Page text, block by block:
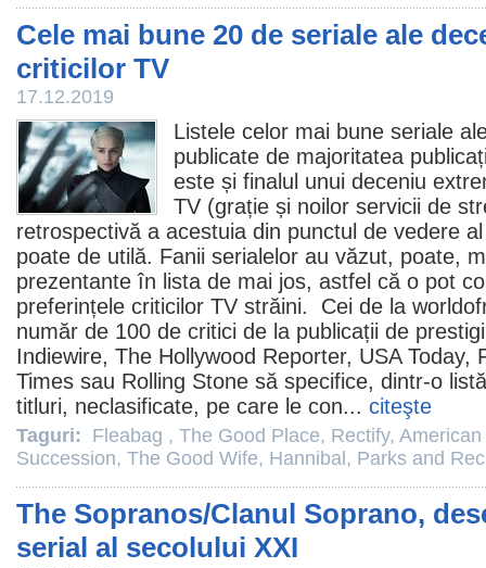
Cele mai bune 20 de seriale ale
criticilor TV
17.12.2019
Listele celor mai bune seriale
publicate de majoritatea
este și finalul unui deceniu
TV (grație și noilor servicii de
retrospectivă a acestuia din punctul de vedere
poate de utilă. Fanii serialelor au văzut, poate,
prezentante în lista de mai jos, astfel că o pot
preferințele criticilor TV străini. Cei de la
număr de 100 de critici de la publicații de
Indiewire, The Hollywood Reporter, USA Today,
Times sau Rolling Stone să specifice, dintr-o
titluri, neclasificate, pe care le con... citeşte
Taguri: Fleabag , The Good Place, Rectify,
Succession, The Good Wife, Hannibal , Parks and
The Sopranos/Clanul Soprano,
serial al secolului XXI